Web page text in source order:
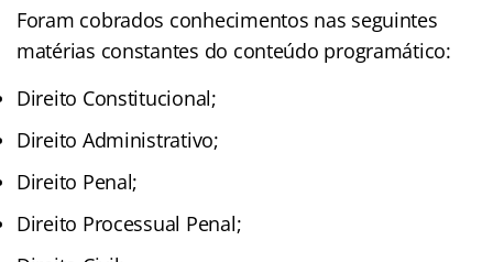
Foram cobrados conhecimentos nas seguintes
matérias constantes do conteúdo programático:
Direito Constitucional;
Direito Administrativo;
Direito Penal;
Direito Processual Penal;